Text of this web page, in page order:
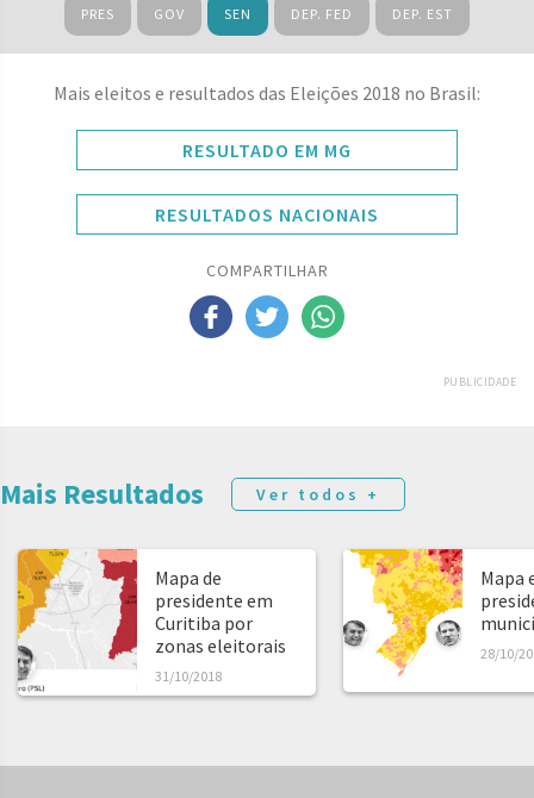
PRES GOV SEN DEP. FED DEP. EST
Mais eleitos e resultados das Eleições 2018 no Brasil:
RESULTADO EM MG
RESULTADOS NACIONAIS
COMPARTILHAR
PUBLICIDADE
Mais Resultados Ver todos +
Mapa de
presidente em
Curitiba por
zonas eleitorais
31/10/2018
Mapa
28/10/